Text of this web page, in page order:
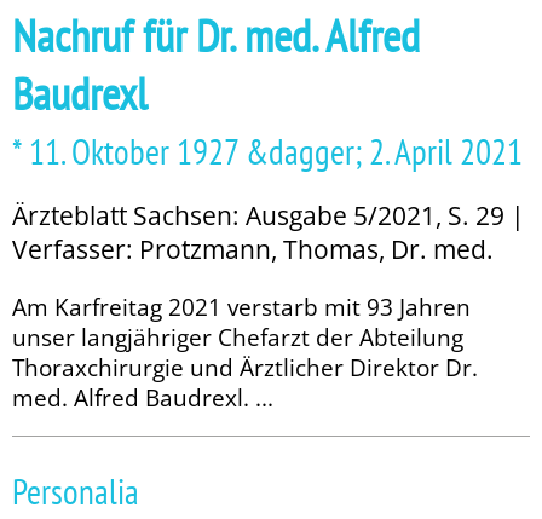
Nachruf für Dr. med. Alfred
Baudrexl
* 11. Oktober 1927 &dagger; 2. April 2021
Ärzteblatt Sachsen: Ausgabe 5/2021, S. 29 |
Verfasser: Protzmann, Thomas, Dr. med.
Am Karfreitag 2021 verstarb mit 93 Jahren
unser langjähriger Chefarzt der Abteilung
Thoraxchirurgie und Ärztlicher Direktor Dr.
med. Alfred Baudrexl. ...
Personalia